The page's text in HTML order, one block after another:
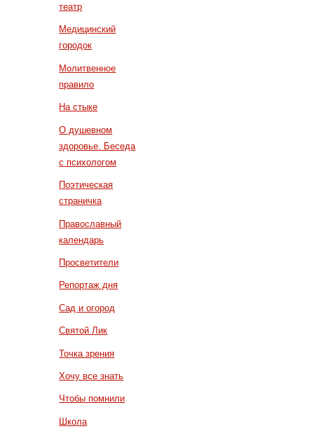
театр
Медицинский
городок
Молитвенное
правило
На стыке
О душевном
здоровье. Беседа
с психологом
Поэтическая
страничка
Православный
календарь
Просветители
Репортаж дня
Сад и огород
Святой Лик
Точка зрения
Хочу все знать
Чтобы помнили
Школа